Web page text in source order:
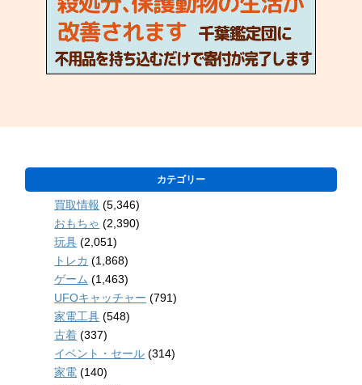
カテゴリー
買取情報 (5,346)
おもちゃ (2,390)
玩具 (2,051)
トレカ (1,868)
ゲーム (1,463)
UFOキャッチャー (791)
家電工具 (548)
古着 (337)
イベント・セール (314)
家電 (140)